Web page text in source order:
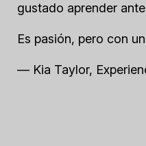
gustado aprender
Es pasión, pero con
— Kia Taylor,